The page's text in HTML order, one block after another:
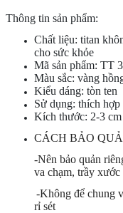
Thông tin sản phẩm:
Chất liệu: titan
cho sức khỏe
Mã sản phẩm: TT
Màu sắc: vàng
Kiểu dáng: tòn ten
Sử dụng: thích
Kích thước: 2-3 cm
CÁCH BẢO
-Nên bảo quản
va chạm, trầy xước
-Không để chung
rỉ sét